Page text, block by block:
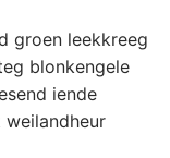
groen leekkreeg
blonkengele
iende